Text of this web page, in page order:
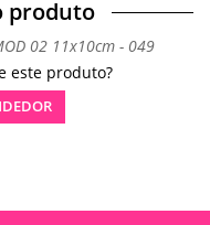
produto
02 11x10cm - 049
este produto?